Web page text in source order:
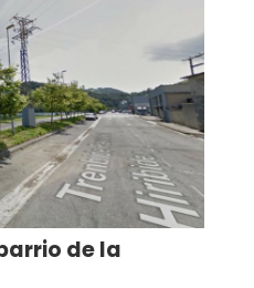
de la